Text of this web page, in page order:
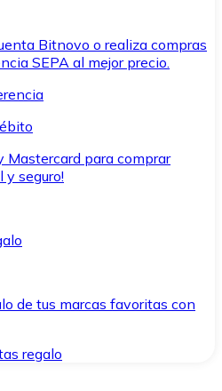
Bitnovo o realiza compras
SEPA al mejor precio.
Mastercard para comprar
y seguro!
de tus marcas favoritas con
regalo